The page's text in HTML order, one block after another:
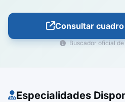
Consultar
Buscador oficial de
Especialidades